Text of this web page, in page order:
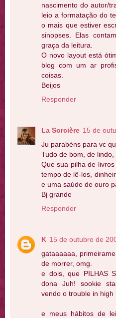
nascimento do autor/
leio a formatação do
o mais que estiver
sinopses. Elas
graça da leitura.
O novo layout está
blog com um ar
coisas.
Beijos
Responder
La Sorcière 15 de
Ju parabéns para vc
Tudo de bom, de
Que sua pilha de
tempo de lê-los,
e uma saúde de ouro
Bj grande
Responder
K 15 de outubro de
gataaaaaa,
de morrer, omg.
e dois, que PILHAS
dona Juh! sookie
vendo o trouble in high
e meus hábitos de